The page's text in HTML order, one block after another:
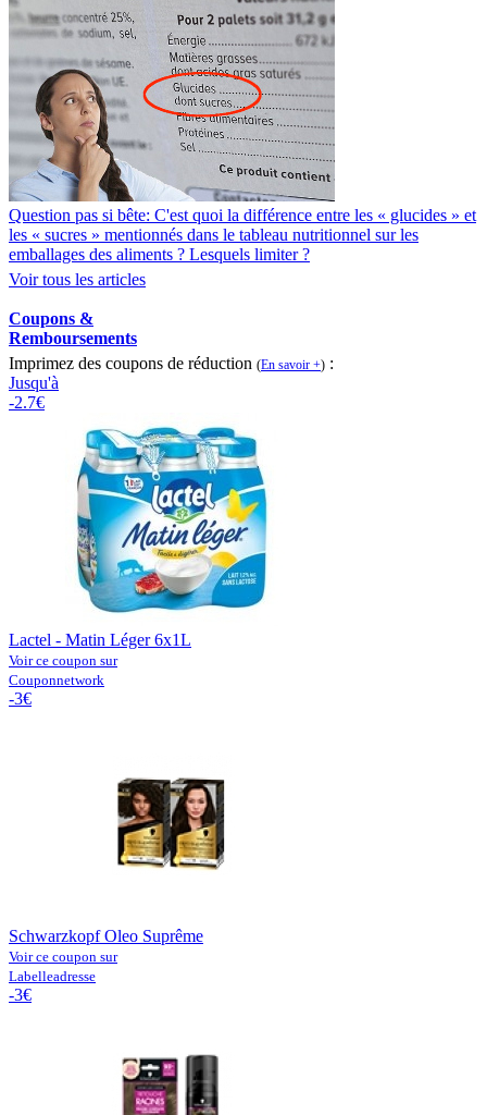
Question pas si bête: C'est quoi la différence entre les « glucides » et
les « sucres » mentionnés dans le tableau nutritionnel sur les
emballages des aliments ? Lesquels limiter ?
Voir tous les articles
Coupons &
Remboursements
Imprimez des coupons de réduction (En savoir +) :
Jusqu'à
-2.7€
Lactel - Matin Léger 6x1L
Voir ce coupon sur
Couponnetwork
-3€
Schwarzkopf Oleo Suprême
Voir ce coupon sur
Labelleadresse
-3€